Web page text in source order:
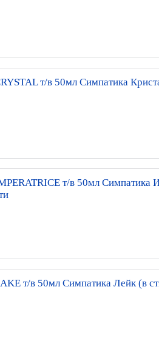
т/в 50мл Симпатика
т/в 50мл Симпатика
т/в 50мл Симпатика Лейк (в